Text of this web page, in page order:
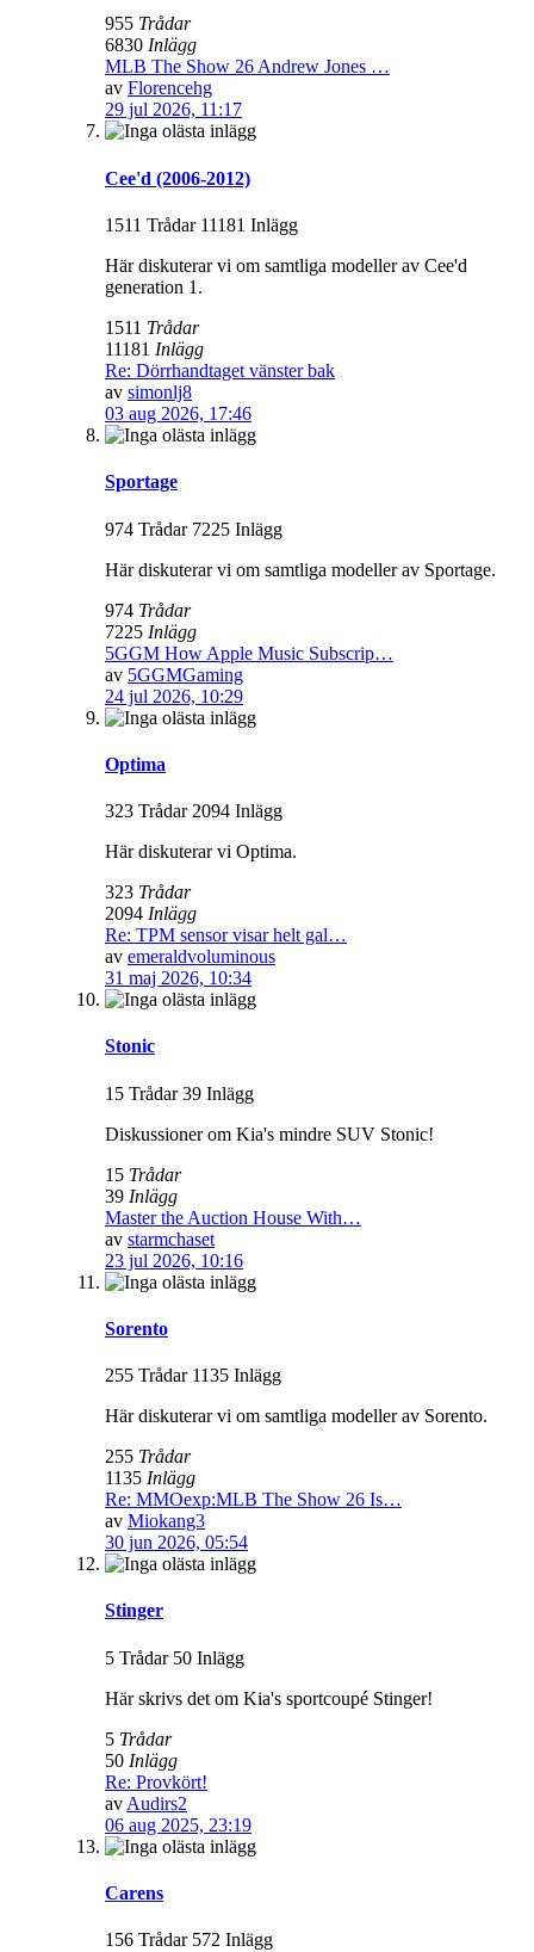
955 Trådar
6830 Inlägg
MLB The Show 26 Andrew Jones …
av Florencehg
29 jul 2026, 11:17
Cee'd (2006-2012)
1511 Trådar 11181 Inlägg
Här diskuterar vi om samtliga modeller av Cee'd
generation 1.
1511 Trådar
11181 Inlägg
Re: Dörrhandtaget vänster bak
av simonlj8
03 aug 2026, 17:46
Sportage
974 Trådar 7225 Inlägg
Här diskuterar vi om samtliga modeller av Sportage.
974 Trådar
7225 Inlägg
5GGM How Apple Music Subscrip…
av 5GGMGaming
24 jul 2026, 10:29
Optima
323 Trådar 2094 Inlägg
Här diskuterar vi Optima.
323 Trådar
2094 Inlägg
Re: TPM sensor visar helt gal…
av emeraldvoluminous
31 maj 2026, 10:34
Stonic
15 Trådar 39 Inlägg
Diskussioner om Kia's mindre SUV Stonic!
15 Trådar
39 Inlägg
Master the Auction House With…
av starmchaset
23 jul 2026, 10:16
Sorento
255 Trådar 1135 Inlägg
Här diskuterar vi om samtliga modeller av Sorento.
255 Trådar
1135 Inlägg
Re: MMOexp:MLB The Show 26 Is…
av Miokang3
30 jun 2026, 05:54
Stinger
5 Trådar 50 Inlägg
Här skrivs det om Kia's sportcoupé Stinger!
5 Trådar
50 Inlägg
Re: Provkört!
av Audirs2
06 aug 2025, 23:19
Carens
156 Trådar 572 Inlägg